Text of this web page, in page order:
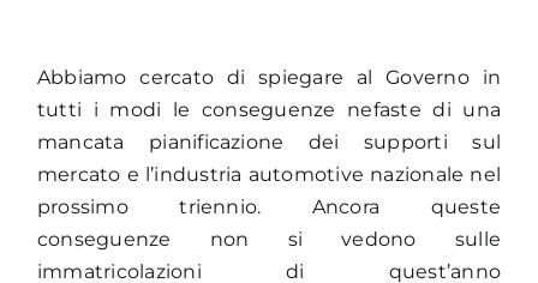
Abbiamo cercato di spiegare al Governo in
tutti i modi le conseguenze nefaste di una
mancata pianificazione dei supporti sul
mercato e l’industria automotive nazionale nel
prossimo triennio. Ancora queste
conseguenze non si vedono sulle
immatricolazioni di quest’anno